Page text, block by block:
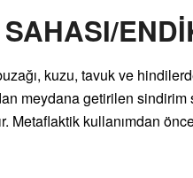
kuzu, tavuk ve
meydana getirilen
Metaflaktik kullanımdan